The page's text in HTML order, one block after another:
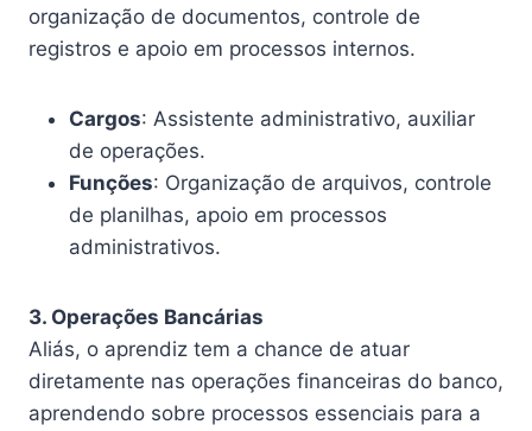
organização de documentos, controle de
registros e apoio em processos internos.
Cargos: Assistente administrativo, auxiliar
de operações.
Funções: Organização de arquivos, controle
de planilhas, apoio em processos
administrativos.
3. Operações Bancárias
Aliás, o aprendiz tem a chance de atuar
diretamente nas operações financeiras do banco,
aprendendo sobre processos essenciais para a